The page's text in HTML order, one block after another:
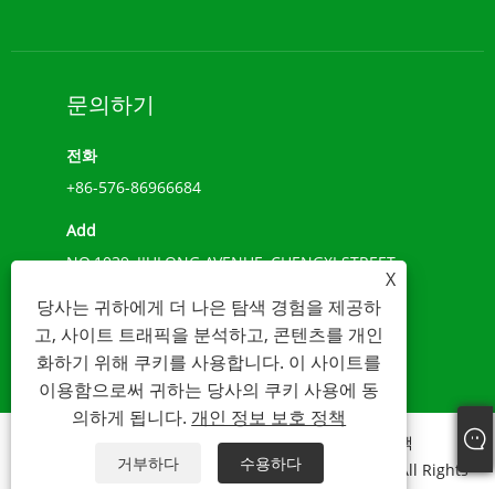
문의하기
전화
+86-576-86966684
Add
NO.1039, JIULONG AVENUE, CHENGXI STREET,
이메일
sales@younio.com
RSS XML 개인 정보 보호 정책
Copyright 2020 WENLING YOUNIO 수량계 CO., LTD All Rights
X
당사는 귀하에게 더 나은 탐색 경험을 제공하
고, 사이트 트래픽을 분석하고, 콘텐츠를 개인
화하기 위해 쿠키를 사용합니다. 이 사이트를
이용함으로써 귀하는 당사의 쿠키 사용에 동
의하게 됩니다. 개인 정보 보호 정책
거부하다 수용하다